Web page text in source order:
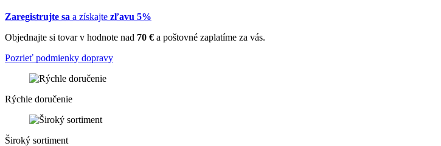
Zaregistrujte sa a získajte zľavu 5%
Objednajte si tovar v hodnote nad 70 € a poštovné zaplatíme za vás.
Pozrieť podmienky dopravy
Rýchle doručenie
Široký sortiment